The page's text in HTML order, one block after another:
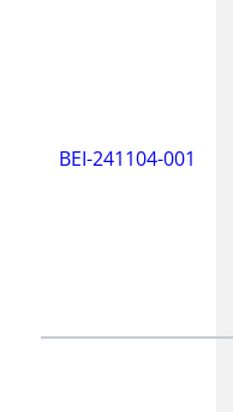
BEI-241104-001